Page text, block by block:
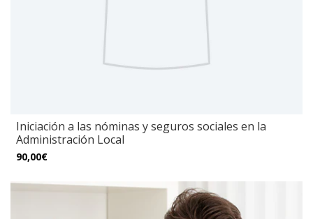
Iniciación a las nóminas y seguros sociales en la
Administración Local
90,00€